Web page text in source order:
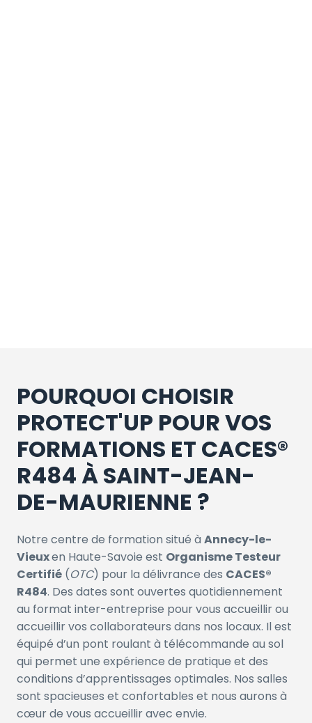
POURQUOI CHOISIR
PROTECT'UP POUR VOS
FORMATIONS ET CACES®
R484 À SAINT-JEAN-
DE-MAURIENNE ?
Notre centre de formation situé à Annecy-le-
Vieuxen Haute-Savoie est Organisme Testeur
Certifié (OTC) pour la délivrance des CACES®
R484. Des dates sont ouvertes quotidiennement
au format inter-entreprise pour vous accueillir ou
accueillir vos collaborateurs dans nos locaux. Il est
équipé d’un pont roulant à télécommande au sol
qui permet une expérience de pratique et des
conditions d’apprentissages optimales. Nos salles
sont spacieuses et confortables et nous aurons à
cœur de vous accueillir avec envie.